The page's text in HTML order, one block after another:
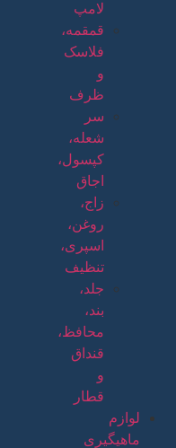
لامپ
قمقمه،
فلاسک
و
ظرف
سر
شعله،
کپسول،
اجاق
زاج،
روغن،
اسپری،
تنظیف
جلد،
بند،
محافظ،
قنداق
و
قطار
لوازم
ماهیگیری